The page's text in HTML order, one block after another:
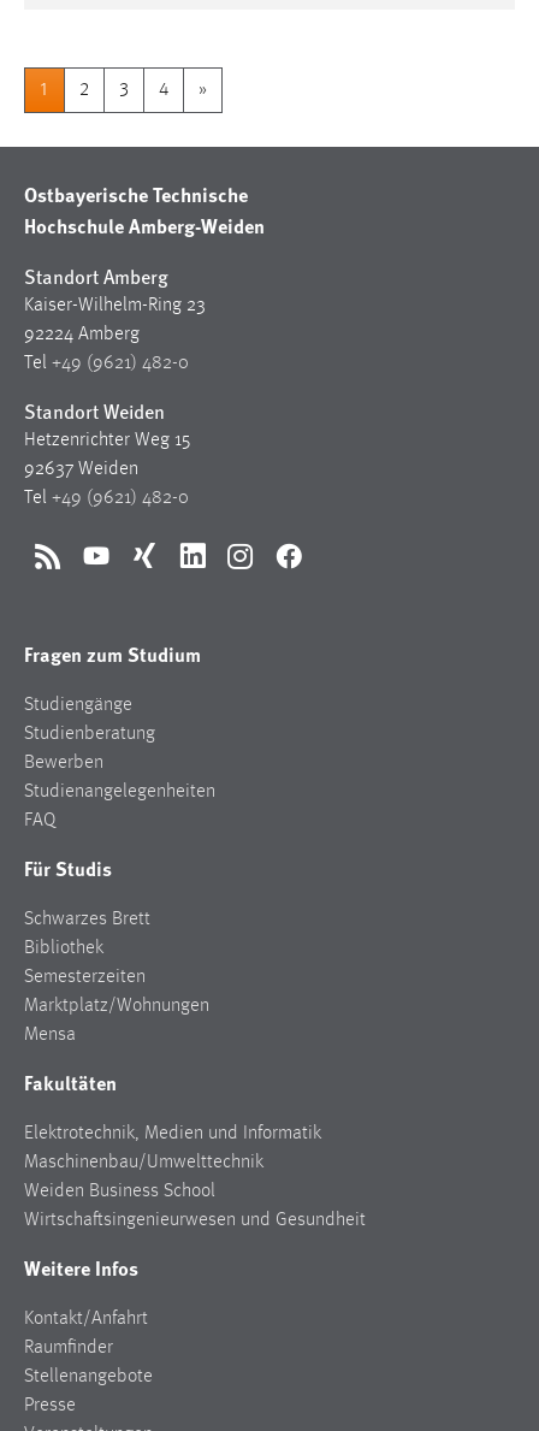
1 2 3 4 »
Ostbayerische Technische
Hochschule Amberg-Weiden
Standort Amberg
Kaiser-Wilhelm-Ring 23
92224 Amberg
Tel +49 (9621) 482-0
Standort Weiden
Hetzenrichter Weg 15
92637 Weiden
Tel +49 (9621) 482-0
RSS YouTubeXing LinkedInInstagramFacebook
Fragen zum Studium
Studiengänge
Studienberatung
Bewerben
Studienangelegenheiten
FAQ
Für Studis
Schwarzes Brett
Bibliothek
Semesterzeiten
Marktplatz/Wohnungen
Mensa
Fakultäten
Elektrotechnik, Medien und Informatik
Maschinenbau/Umwelttechnik
Weiden Business School
Wirtschaftsingenieurwesen und Gesundheit
Weitere Infos
Kontakt/Anfahrt
Raumfinder
Stellenangebote
Presse